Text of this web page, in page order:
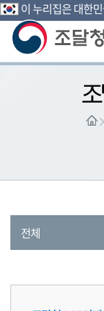
이 누리집은 대한
전체